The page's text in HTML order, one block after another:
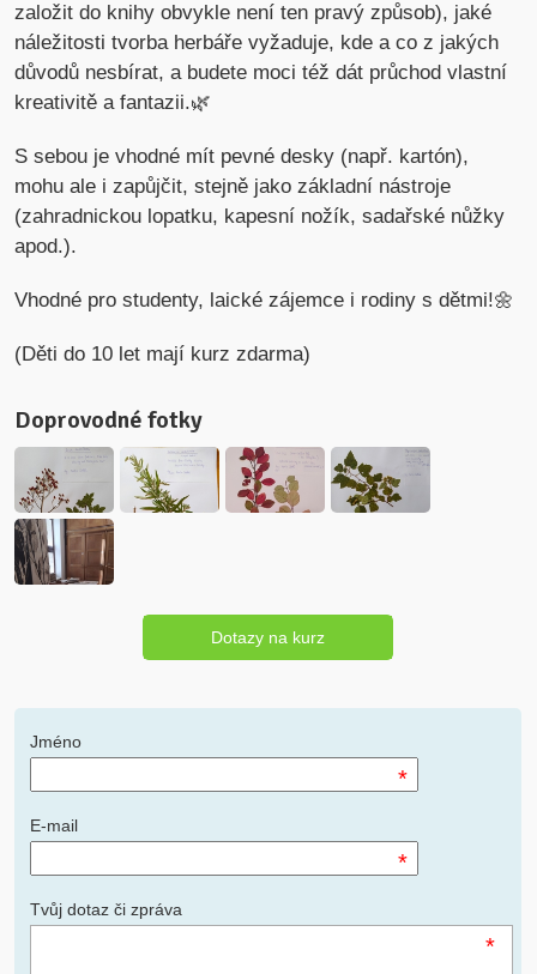
založit do knihy obvykle není ten pravý způsob), jaké
náležitosti tvorba herbáře vyžaduje, kde a co z jakých
důvodů nesbírat, a budete moci též dát průchod vlastní
kreativitě a fantazii.🌿
S sebou je vhodné mít pevné desky (např. kartón),
mohu ale i zapůjčit, stejně jako základní nástroje
(zahradnickou lopatku, kapesní nožík, sadařské nůžky
apod.).
Vhodné pro studenty, laické zájemce i rodiny s dětmi!🌼
(Děti do 10 let mají kurz zdarma)
Doprovodné fotky
Dotazy na kurz
Jméno
*
E-mail
*
Tvůj dotaz či zpráva
*